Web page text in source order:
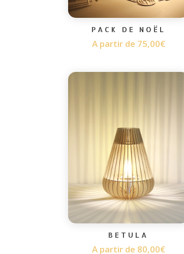
PACK DE NOËL
A partir de 75,00€
BETULA
A partir de 80,00€